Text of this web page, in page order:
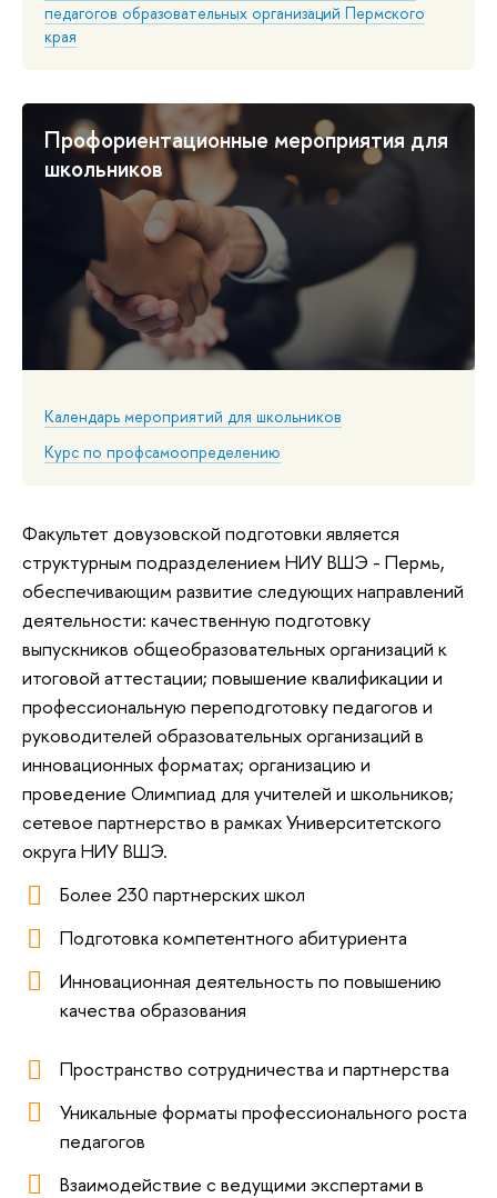
педагогов образовательных организаций Пермского
края
Профориентационные мероприятия для
школьников
Календарь мероприятий для школьников
Курс по профсамоопределению
Факультет довузовской подготовки является
структурным подразделением НИУ ВШЭ - Пермь,
обеспечивающим развитие следующих направлений
деятельности: качественную подготовку
выпускников общеобразовательных организаций к
итоговой аттестации; повышение квалификации и
профессиональную переподготовку педагогов и
руководителей образовательных организаций в
инновационных форматах; организацию и
проведение Олимпиад для учителей и школьников;
сетевое партнерство в рамках Университетского
округа НИУ ВШЭ.
Более 230 партнерских школ
Подготовка компетентного абитуриента
Инновационная деятельность по повышению
качества образования
Пространство сотрудничества и партнерства
Уникальные форматы профессионального роста
педагогов
Взаимодействие с ведущими экспертами в